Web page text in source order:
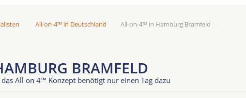
All-on-4™ in Deutschland All-on-4™ in Hamburg Bramfeld
BRAMFELD
All on 4™ Konzept benötigt nur einen Tag dazu